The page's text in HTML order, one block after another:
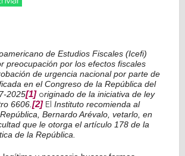
de Estudios Fiscales (Icefi)
preocupación por los efectos fiscales
de urgencia nacional por parte de
en el Congreso de la República del
2025[1] originado de la iniciativa de ley
6606. [2] El Instituto recomienda al
Bernardo Arévalo, vetarlo, en
que le otorga el artículo 178 de la
de la República.